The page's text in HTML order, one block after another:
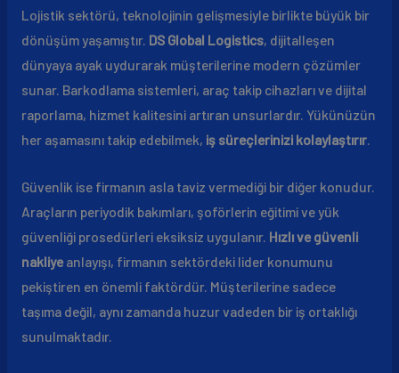
Lojistik sektörü, teknolojinin gelişmesiyle birlikte büyük bir
dönüşüm yaşamıştır. DS Global Logistics, dijitalleşen
dünyaya ayak uydurarak müşterilerine modern çözümler
sunar. Barkodlama sistemleri, araç takip cihazları ve dijital
raporlama, hizmet kalitesini artıran unsurlardır. Yükünüzün
her aşamasını takip edebilmek, iş süreçlerinizi kolaylaştırır.
Güvenlik ise firmanın asla taviz vermediği bir diğer konudur.
Araçların periyodik bakımları, şoförlerin eğitimi ve yük
güvenliği prosedürleri eksiksiz uygulanır. Hızlı ve güvenli
nakliyeanlayışı, firmanın sektördeki lider konumunu
pekiştiren en önemli faktördür. Müşterilerine sadece
taşıma değil, aynı zamanda huzur vadeden bir iş ortaklığı
sunulmaktadır.